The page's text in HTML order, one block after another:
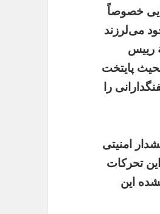
خصوصاً
می‌لرزند
رییس
پایتخت
را
امنیتی
تحرکات
این